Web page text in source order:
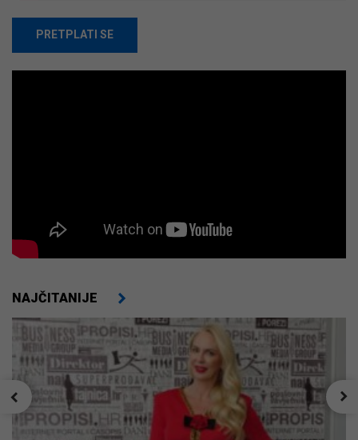
PRETPLATI SE
NAJČITANIJE